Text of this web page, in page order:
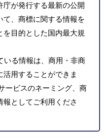
が発行する最新の公開
、商標に関する情報を
目的とした国内最大規
いる情報は、商用・非商
用することができま
ービスのネーミング、商
としてご利用くださ